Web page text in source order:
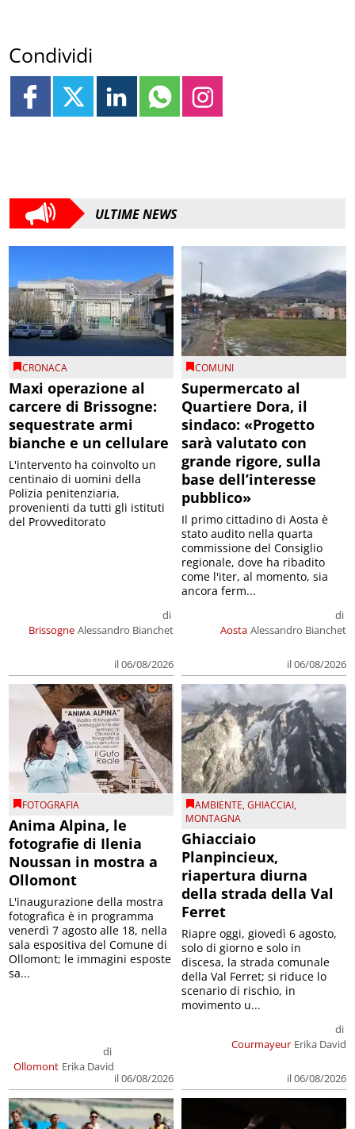
Condividi
ULTIME NEWS
CRONACA
Maxi operazione al
carcere di Brissogne:
sequestrate armi
bianche e un cellulare
Brissogne
di
Alessandro Bianchet
il 06/08/2026
L'intervento ha coinvolto un
centinaio di uomini della
Polizia penitenziaria,
provenienti da tutti gli istituti
del Provveditorato
COMUNI
Supermercato al
Quartiere Dora, il
sindaco: «Progetto
sarà valutato con
grande rigore, sulla
base dell’interesse
pubblico»
Aosta
di
Alessandro Bianchet
il 06/08/2026
Il primo cittadino di Aosta è
stato audito nella quarta
commissione del Consiglio
regionale, dove ha ribadito
come l'iter, al momento, sia
ancora ferm...
FOTOGRAFIA
Anima Alpina, le
fotografie di Ilenia
Noussan in mostra a
Ollomont
Ollomont
di
Erika David
il 06/08/2026
L'inaugurazione della mostra
fotografica è in programma
venerdì 7 agosto alle 18, nella
sala espositiva del Comune di
Ollomont; le immagini esposte
sa...
AMBIENTE,GHIACCIAI,
MONTAGNA
Ghiacciaio
Planpincieux,
riapertura diurna
della strada della Val
Ferret
Courmayeur
di
Erika David
il 06/08/2026
Riapre oggi, giovedì 6 agosto,
solo di giorno e solo in
discesa, la strada comunale
della Val Ferret; si riduce lo
scenario di rischio, in
movimento u...